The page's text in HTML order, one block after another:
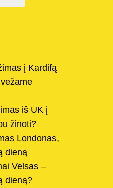
į Kardifą
iš UK į
žinoti?
Londonas,
dieną
Velsas –
dieną?